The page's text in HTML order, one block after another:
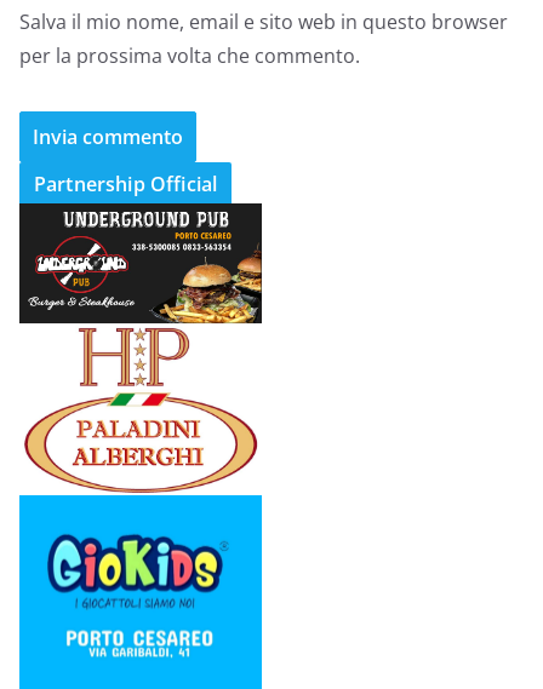
Salva il mio nome, email e sito web in questo browser
per la prossima volta che commento.
Partnership Official